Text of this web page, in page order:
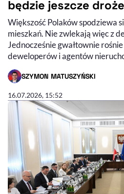
będzie jeszcze
Większość Polaków spodziewa
mieszkań. Nie zwlekają więc z
Jednocześnie gwałtownie
deweloperów i agentów
SZYMON MATUSZYŃSKI
- AUTOR ARTYKUŁU - PROFIL
16.07.2026, 15:52